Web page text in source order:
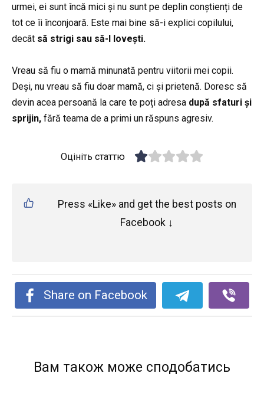
urmei, ei sunt încă mici și nu sunt pe deplin conștienți de
tot ce îi înconjoară. Este mai bine să-i explici copilului,
decât să strigi sau să-l lovești.
Vreau să fiu o mamă minunată pentru viitorii mei copii.
Deși, nu vreau să fiu doar mamă, ci și prietenă. Doresc să
devin acea persoană la care te poți adresa după sfaturi și
sprijin, fără teama de a primi un răspuns agresiv.
Оцініть статтю
Press «Like» and get the best posts on
Facebook ↓
Share on Facebook
Вам також може сподобатись